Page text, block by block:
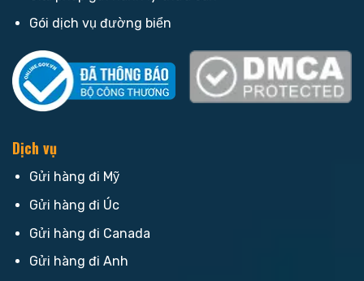
Gói dịch vụ đường biển
Dịch vụ
Gửi hàng đi Mỹ
Gửi hàng đi Úc
Gửi hàng đi Canada
Gửi hàng đi Anh